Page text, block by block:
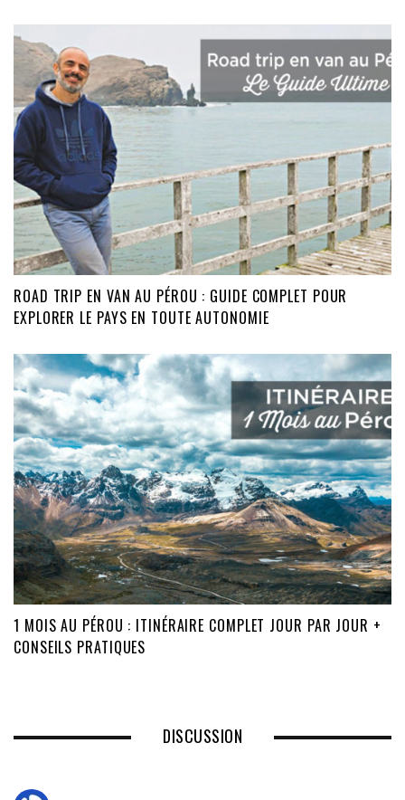
ROAD TRIP EN VAN AU PÉROU : GUIDE COMPLET POUR
EXPLORER LE PAYS EN TOUTE AUTONOMIE
1 MOIS AU PÉROU : ITINÉRAIRE COMPLET JOUR PAR JOUR +
CONSEILS PRATIQUES
DISCUSSION